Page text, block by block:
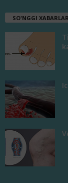
SO'NGGI XABARLAR